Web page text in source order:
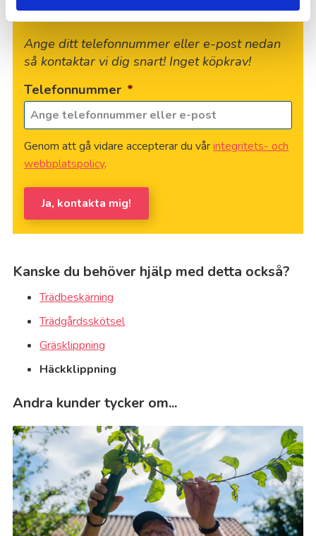
Vill du veta mer?
Ange ditt telefonnummer eller e-post nedan
så kontaktar vi dig snart! Inget köpkrav!
Telefonnummer *
Genom att gå vidare accepterar du vårintegritets- och
webbplatspolicy.
Ja, kontakta mig!
Kanske du behöver hjälp med detta också?
Trädbeskärning
Trädgårdsskötsel
Gräsklippning
Häckklippning
Andra kunder tycker om...